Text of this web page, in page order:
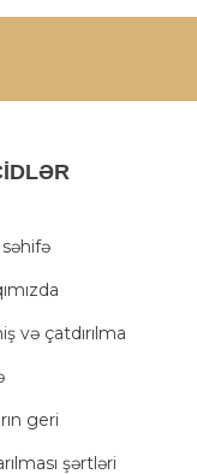
və çatdırılma
geri
şərtləri